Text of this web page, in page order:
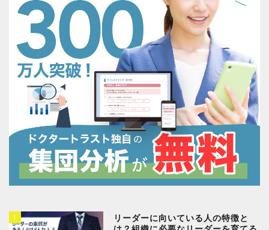
1
リーダーに向いている人の特徴と